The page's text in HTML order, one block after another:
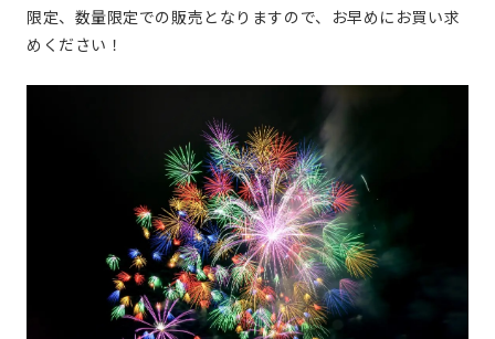
限定、数量限定での販売となりますので、お早めにお買い求
めください！